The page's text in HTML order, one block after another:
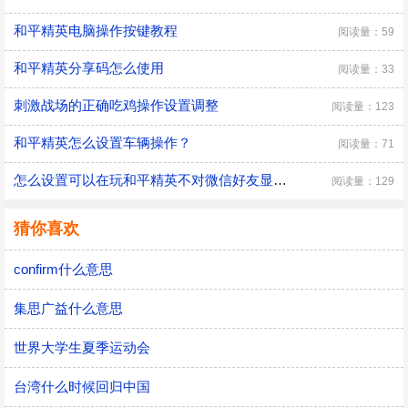
和平精英电脑操作按键教程 阅读量：59
和平精英分享码怎么使用 阅读量：33
刺激战场的正确吃鸡操作设置调整 阅读量：123
和平精英怎么设置车辆操作？ 阅读量：71
怎么设置可以在玩和平精英不对微信好友显示在线 阅读量：129
猜你喜欢
confirm什么意思
集思广益什么意思
世界大学生夏季运动会
台湾什么时候回归中国